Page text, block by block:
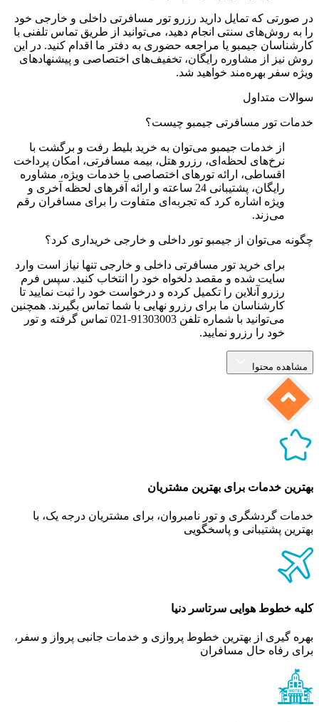
در صورتی که تمایل دارید رزرو تور مسافرتی داخلی و خارجی خود
را به روش‌های سنتی انجام دهید، می‌توانید از طریق تماس تلفنی با
کارشناسان جیمبو یا مراجعه حضوری به دفتر ما اقدام کنید. در این
روش نیز از مشاوره رایگان، تخفیف‌های اختصاصی و پیشنهادهای
ویژه سفر بهره‌مند خواهید شد.
سوالات متداول
خدمات تور مسافرتی جیمبو چیست؟
از خدمات جیمبو می‌توان به خرید بلیط رفت و برگشت با
نرخ‌های لحظه‌ای، رزرو هتل، بیمه مسافرتی، امکان پرداخت
اقساطی، ارائه تورهای اختصاصی با خدمات ویژه، مشاوره
رایگان، پشتیبانی 24 ساعته و ارائه آفرهای لحظه آخری و
ویژه اشاره کرد که تجربه‌ای متفاوت را برای مسافران رقم
می‌زند.
چگونه می‌توان از جیمبو تور داخلی و خارجی خریداری کرد؟
برای خرید تور مسافرتی داخلی و خارجی تنها نیاز است وارد
سایت شده و مقصد دلخواه خود را انتخاب کنید. سپس فرم
رزرو آنلاین را تکمیل کرده و درخواست خود را ثبت نمایید تا
کارشناسان ما برای رزرو نهایی با شما تماس بگیرند. همچنین
می‌توانید با شماره تلفن 91303003-021 تماس گرفته و تور
خود را رزرو نمایید.
مشاهده محتوا
بهترین خدمات برای بهترین مشتریان
خدمات گردشگری و تور نامبروان، برای مشتریان درجه یک، با
بهترین پشتیبانی و پاسخگویی
کلیه خطوط هوایی سرتاسر دنیا
بهره گیری از بهترین خطوط پروازی و خدمات جانبی پرواز و سفر،
برای رفاه حال مسافران